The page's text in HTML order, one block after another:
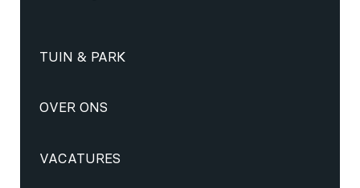
TUIN & PARK
OVER ONS
VACATURES